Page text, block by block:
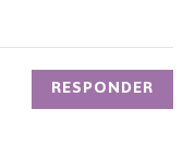
RESPONDER